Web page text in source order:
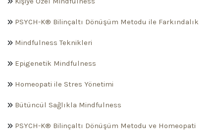
PSYCH-K® Bilinçaltı Dönüşüm Metodu ile Farkındalık
Mindfulness Teknikleri
Epigenetik Mindfulness
Homeopati ile Stres Yönetimi
Bütüncül Sağlıkla Mindfulness
PSYCH-K® Bilinçaltı Dönüşüm Metodu ve Homeopati